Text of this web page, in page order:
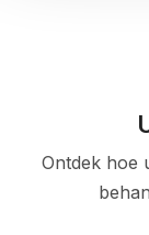
Ontdek hoe